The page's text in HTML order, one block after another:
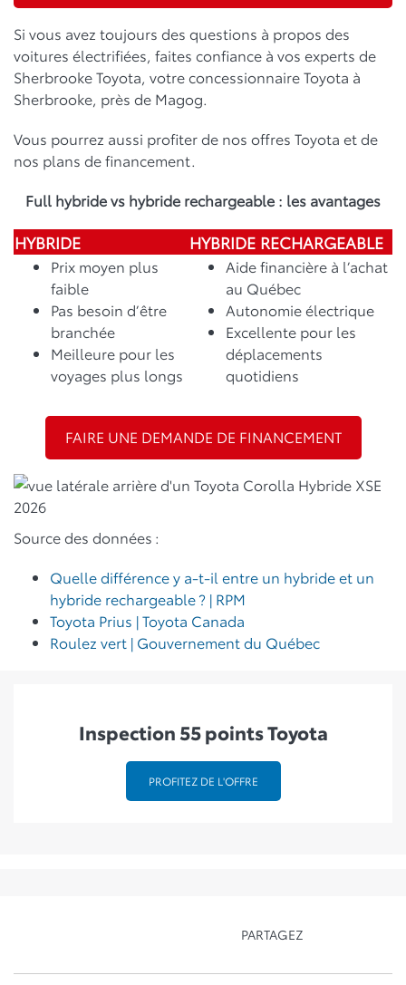
Si vous avez toujours des questions à propos des
voitures électrifiées, faites confiance à vos experts de
Sherbrooke Toyota, votre concessionnaire Toyota à
Sherbrooke, près de Magog.
Vous pourrez aussi profiter de nos offres Toyota et de
nos plans de financement.
Full hybride vs hybride rechargeable : les avantages
HYBRIDE HYBRIDE RECHARGEABLE
Prix moyen plus
faible
Pas besoin d’être
branchée
Meilleure pour les
voyages plus longs
Aide financière à l’achat
au Québec
Autonomie électrique
Excellente pour les
déplacements
quotidiens
FAIRE UNE DEMANDE DE FINANCEMENT
Source des données :
Quelle différence y a-t-il entre un hybride et un
hybride rechargeable ? | RPM
Toyota Prius | Toyota Canada
Roulez vert | Gouvernement du Québec
Inspection 55 points Toyota
PROFITEZ DE L'OFFRE
PARTAGEZ